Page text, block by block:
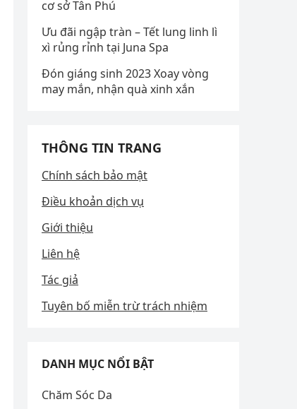
cơ sở Tân Phú
Ưu đãi ngập tràn – Tết lung linh lì
xì rủng rỉnh tại Juna Spa
Đón giáng sinh 2023 Xoay vòng
may mắn, nhận quà xinh xắn
THÔNG TIN TRANG
Chính sách bảo mật
Điều khoản dịch vụ
Giới thiệu
Liên hệ
Tác giả
Tuyên bố miễn trừ trách nhiệm
DANH MỤC NỔI BẬT
Chăm Sóc Da